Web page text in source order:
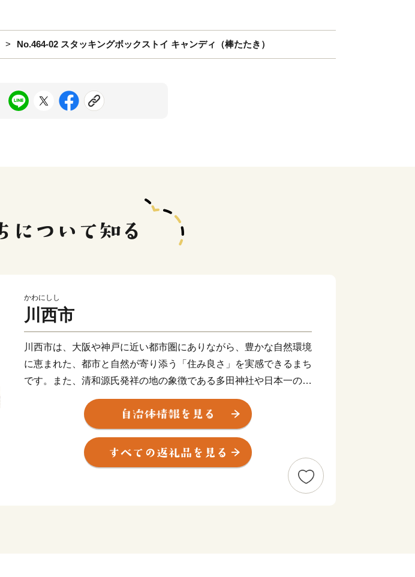
No.464-02 スタッキングボックストイ キャンディ（棒たたき）
かわにしし
川西市
川西市は、大阪や神戸に近い都市圏にありながら、豊かな自然環境
に恵まれた、都市と自然が寄り添う「住み良さ」を実感できるまち
です。また、清和源氏発祥の地の象徴である多田神社や日本一の里
山と称される黒川地区、商業施設でにぎわう中心市街地など、様々
な表情を携えたまちであり、新名神高速道路・川西インターチェン
ジ開通を機に、より川西市に訪れやすくなりました。
川西市は昭和29年8月1日、川西町、多田村、東谷村が合併し、人
口33,741人の市として誕生しました。兵庫県の南東部に位置し、